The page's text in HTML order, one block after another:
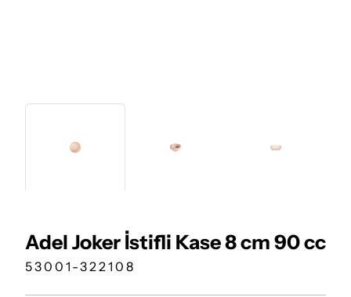
Adel Joker İstifli Kase 8 cm 90 cc
53001-322108